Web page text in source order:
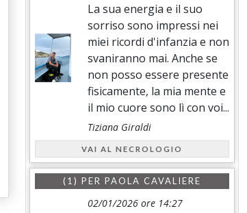
La sua energia e il suo
sorriso sono impressi nei
miei ricordi d'infanzia e non
svaniranno mai. Anche se
non posso essere presente
fisicamente, la mia mente e
il mio cuore sono lì con voi...
Tiziana Giraldi
VAI AL NECROLOGIO
(1) PER PAOLA CAVALIERE
02/01/2026 ore 14:27